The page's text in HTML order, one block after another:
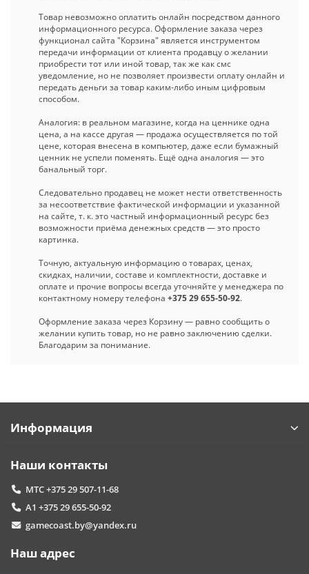
Товар невозможно оплатить онлайн посредством данного
информационного ресурса. Оформление заказа через
функционал сайта "Корзина" является инструментом
передачи информации от клиента продавцу о желании
приобрести тот или иной товар, так же как смс
уведомление, но не позволяет произвести оплату онлайн и
передать деньги за товар каким-либо иным цифровым
способом.
Аналогия: в реальном магазине, когда на ценнике одна
цена, а на кассе другая — продажа осуществляется по той
цене, которая внесена в компьютер, даже если бумажный
ценник не успели поменять. Ещё одна аналогия — это
банальный торг.
Следовательно продавец не может нести ответственность
за несоответствие фактической информации и указанной
на сайте, т. к. это частный информационный ресурс без
возможности приёма денежных средств — это просто
картинка.
Точную, актуальную информацию о товарах, ценах,
скидках, наличии, составе и комплектности, доставке и
оплате и прочие вопросы всегда уточняйте у менеджера по
контактному номеру телефона +375 29 655-50-92.
Оформление заказа через Корзину — равно сообщить о
желании купить товар, но не равно заключению сделки.
Благодарим за понимание.
Информация
Наши контакты
МТС +375 29 507-11-68
А1 +375 29 655-50-92
gamecoast.by@yandex.ru
Наш адрес